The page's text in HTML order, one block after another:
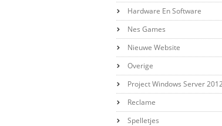
Hardware En Software
Nes Games
Nieuwe Website
Overige
Project Windows Server
Reclame
Spelletjes